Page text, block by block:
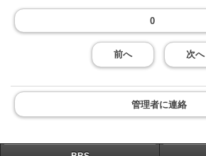
0
前へ 次へ
管理者に連絡